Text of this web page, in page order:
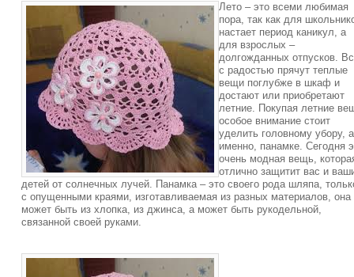
Лето – это всеми любимая
пора, так как для
настает период каникул, а
для взрослых –
долгожданных отпусков.
с радостью прячут теплые
вещи поглубже в шкаф и
достают или приобретают
летние. Покупая летние
особое внимание стоит
уделить головному убору, а
именно, панамке. Сегодня
очень модная вещь,
отлично защитит вас и
детей от солнечных лучей. Панамка – это своего рода шляпа,
с опущенными краями, изготавливаемая из разных материалов, она
может быть из хлопка, из джинса, а может быть рукодельной,
связанной своей руками.